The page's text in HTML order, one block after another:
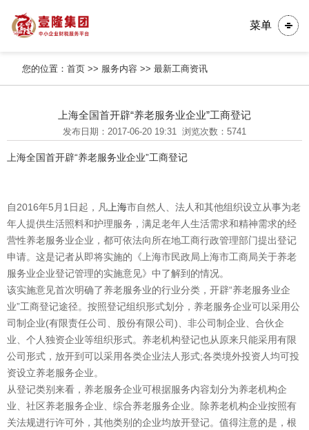
菜单
您的位置：首页 >> 服务内容 >>最新工商资讯
上海全国首开辟“养老服务业企业”工商登记
发布日期：2017-06-20 19:31 浏览次数：5741
上海全国首开辟“养老服务业企业”工商登记
自2016年5月1日起，凡 上海市自然人、法人和其他组织设立从事为老
年人提供生活照料和护理服务，满足老年人生活需求和精神需求的经
营性养老服务业企业，都可依法向所在地工商行政管理部门提出登记
申请。这是记者从即将实施的《上海市民政局上海市工商局关于养老
服务业企业登记管理的实施意见》中了解到的情况。
该实施意见首次明确了养老服务业的行业分类，开辟“养老服务业企
业”工商登记途径。按照登记组织形式划分，养老服务企业可以采用公
司制企业(有限责任公司、股份有限公司)、非公司制企业、合伙企
业、个人独资企业等组织形式。养老机构登记也从原来只能采用有限
公司形式，放开到可以采用各类企业法人形式;各类境外投资人均可投
资设立养老服务企业。
从登记类别来看，养老服务企业可根据服务内容划分为养老机构企
业、社区养老服务企业、综合养老服务企业。除养老机构企业按照有
关法规进行许可外，其他类别的企业均放开登记。值得注意的是，根